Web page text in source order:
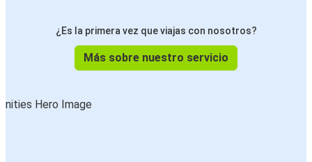
¿Es la primera vez que viajas con nosotros?
Más sobre nuestro servicio